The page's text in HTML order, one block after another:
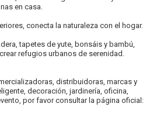
en casa.
conecta la naturaleza con el hogar.
tapetes de yute, bonsáis y bambú,
refugios urbanos de serenidad.
distribuidoras, marcas y
decoración, jardinería, oficina,
por favor consultar la página oficial: